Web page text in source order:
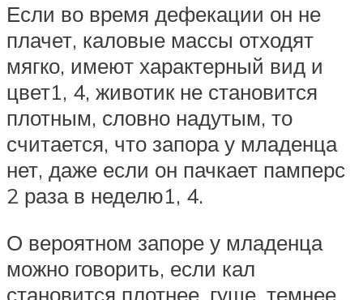
Если во время дефекации он не
плачет, каловые массы отходят
мягко, имеют характерный вид и
цвет1, 4, животик не становится
плотным, словно надутым, то
считается, что запора у младенца
нет, даже если он пачкает памперс
2 раза в неделю1, 4.
О вероятном запоре у младенца
можно говорить, если кал
становится плотнее, гуще, темнее,